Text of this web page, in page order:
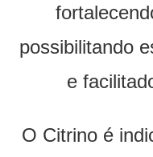
possibilitando
e
O Citrino é